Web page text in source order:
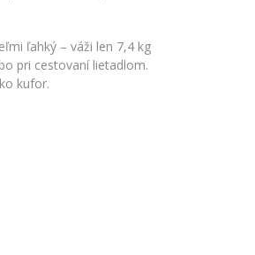
ľahký – váži len 7,4 kg
pri cestovaní lietadlom.
kufor.